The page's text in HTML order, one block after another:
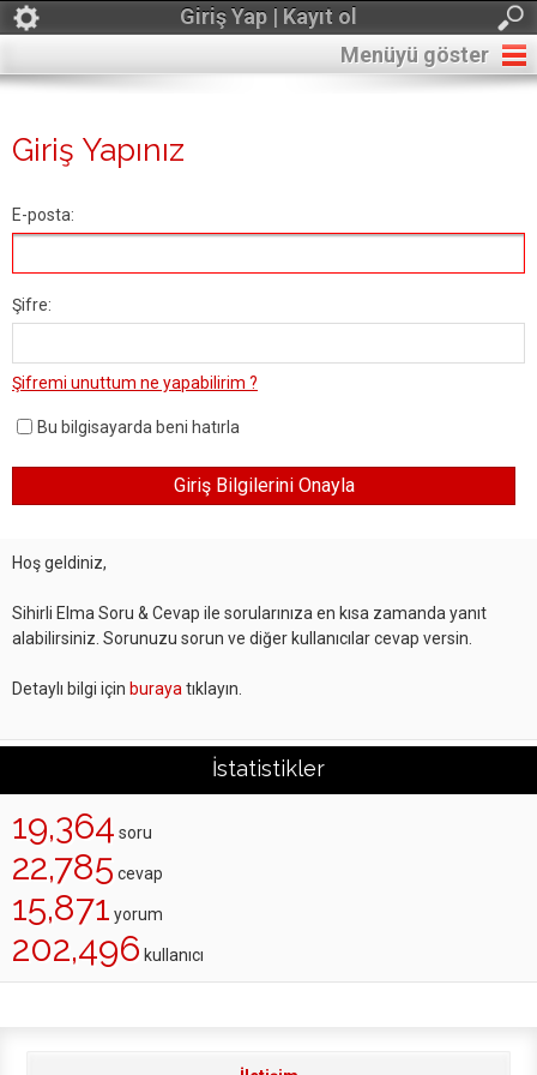
Giriş Yap | Kayıt ol
Menüyü göster
Giriş Yapınız
E-posta:
Şifre:
Şifremi unuttum ne yapabilirim ?
Bu bilgisayarda beni hatırla
Hoş geldiniz,
Sihirli Elma Soru & Cevap ile sorularınıza en kısa zamanda yanıt
alabilirsiniz. Sorunuzu sorun ve diğer kullanıcılar cevap versin.
Detaylı bilgi için buraya tıklayın.
İstatistikler
19,364 soru
22,785 cevap
15,871 yorum
202,496 kullanıcı